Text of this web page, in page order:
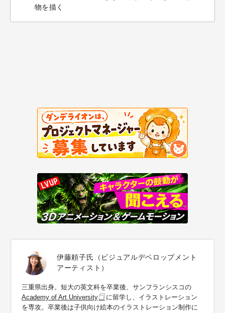
物を描く
伊藤頼子氏（ビジュアルデベロップメント
アーティスト）
三重県出身。短大の英文科を卒業後、サンフランシスコの
Academy of Art University
に留学し、イラストレーション
を専攻。卒業後は子供向け絵本のイラストレーション制作に